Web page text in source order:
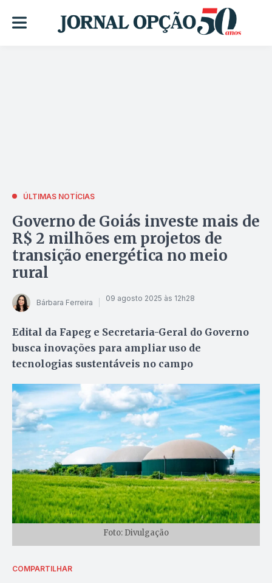
ÚLTIMAS NOTÍCIAS
Governo de Goiás investe mais de
R$ 2 milhões em projetos de
transição energética no meio
rural
Bárbara Ferreira 09 agosto 2025 às 12h28
Edital da Fapeg e Secretaria-Geral do Governo
busca inovações para ampliar uso de
tecnologias sustentáveis no campo
Foto: Divulgação
COMPARTILHAR